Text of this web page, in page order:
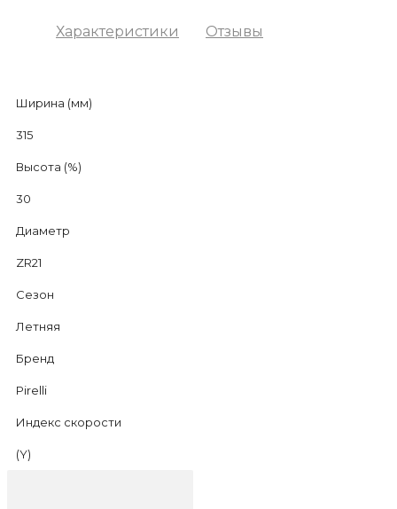
Характеристики Отзывы
Ширина (мм)
315
Высота (%)
30
Диаметр
ZR21
Сезон
Летняя
Бренд
Pirelli
Индекс скорости
(Y)